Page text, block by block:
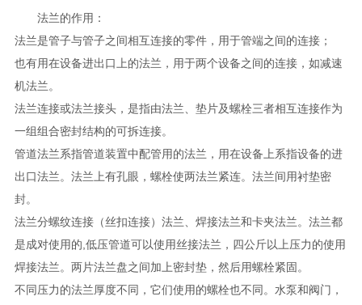
法兰的作用：
法兰是管子与管子之间相互连接的零件，用于管端之间的连接；
也有用在设备进出口上的法兰，用于两个设备之间的连接，如减速
机法兰。
法兰连接或法兰接头，是指由法兰、垫片及螺栓三者相互连接作为
一组组合密封结构的可拆连接。
管道法兰系指管道装置中配管用的法兰，用在设备上系指设备的进
出口法兰。法兰上有孔眼，螺栓使两法兰紧连。法兰间用衬垫密
封。
法兰分螺纹连接（丝扣连接）法兰、焊接法兰和卡夹法兰。法兰都
是成对使用的,低压管道可以使用丝接法兰，四公斤以上压力的使用
焊接法兰。两片法兰盘之间加上密封垫，然后用螺栓紧固。
不同压力的法兰厚度不同，它们使用的螺栓也不同。水泵和阀门，